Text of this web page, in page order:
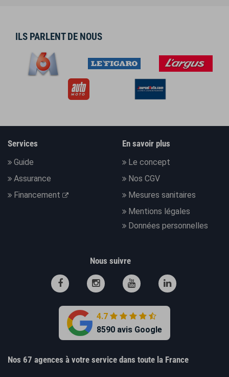
ILS PARLENT DE NOUS
Services
Guide
Assurance
Financement
En savoir plus
Le concept
Nos CGV
Mesures sanitaires
Mentions légales
Données personnelles
Nous suivre
4.7
8590 avis Google
Nos 67 agences à votre service dans toute la France